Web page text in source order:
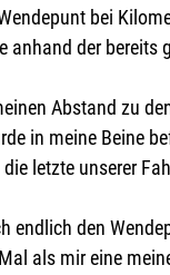
bei
anhand der bereits
Abstand zu
in meine Beine
letzte unserer
endlich den
als mir eine